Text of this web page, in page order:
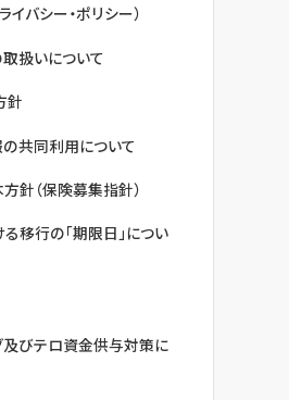
バシー・ポリシー）
扱いについて
針
共同利用について
針（保険募集指針）
移行の「期限日」につい
及びテロ資金供与対策に